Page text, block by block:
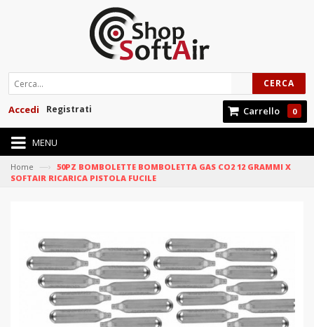
CERCA
Carrello 0
Registrati
Accedi
MENU
Home —› 50PZ BOMBOLETTE BOMBOLETTA GAS CO2 12 GRAMMI X
SOFTAIR RICARICA PISTOLA FUCILE